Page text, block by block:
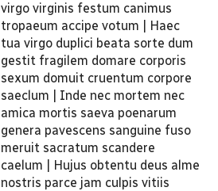
virgo virginis festum canimus
tropaeum accipe votum | Haec
tua virgo duplici beata sorte dum
gestit fragilem domare corporis
sexum domuit cruentum corpore
saeclum | Inde nec mortem nec
amica mortis saeva poenarum
genera pavescens sanguine fuso
meruit sacratum scandere
caelum | Hujus obtentu deus alme
nostris parce jam culpis vitiis